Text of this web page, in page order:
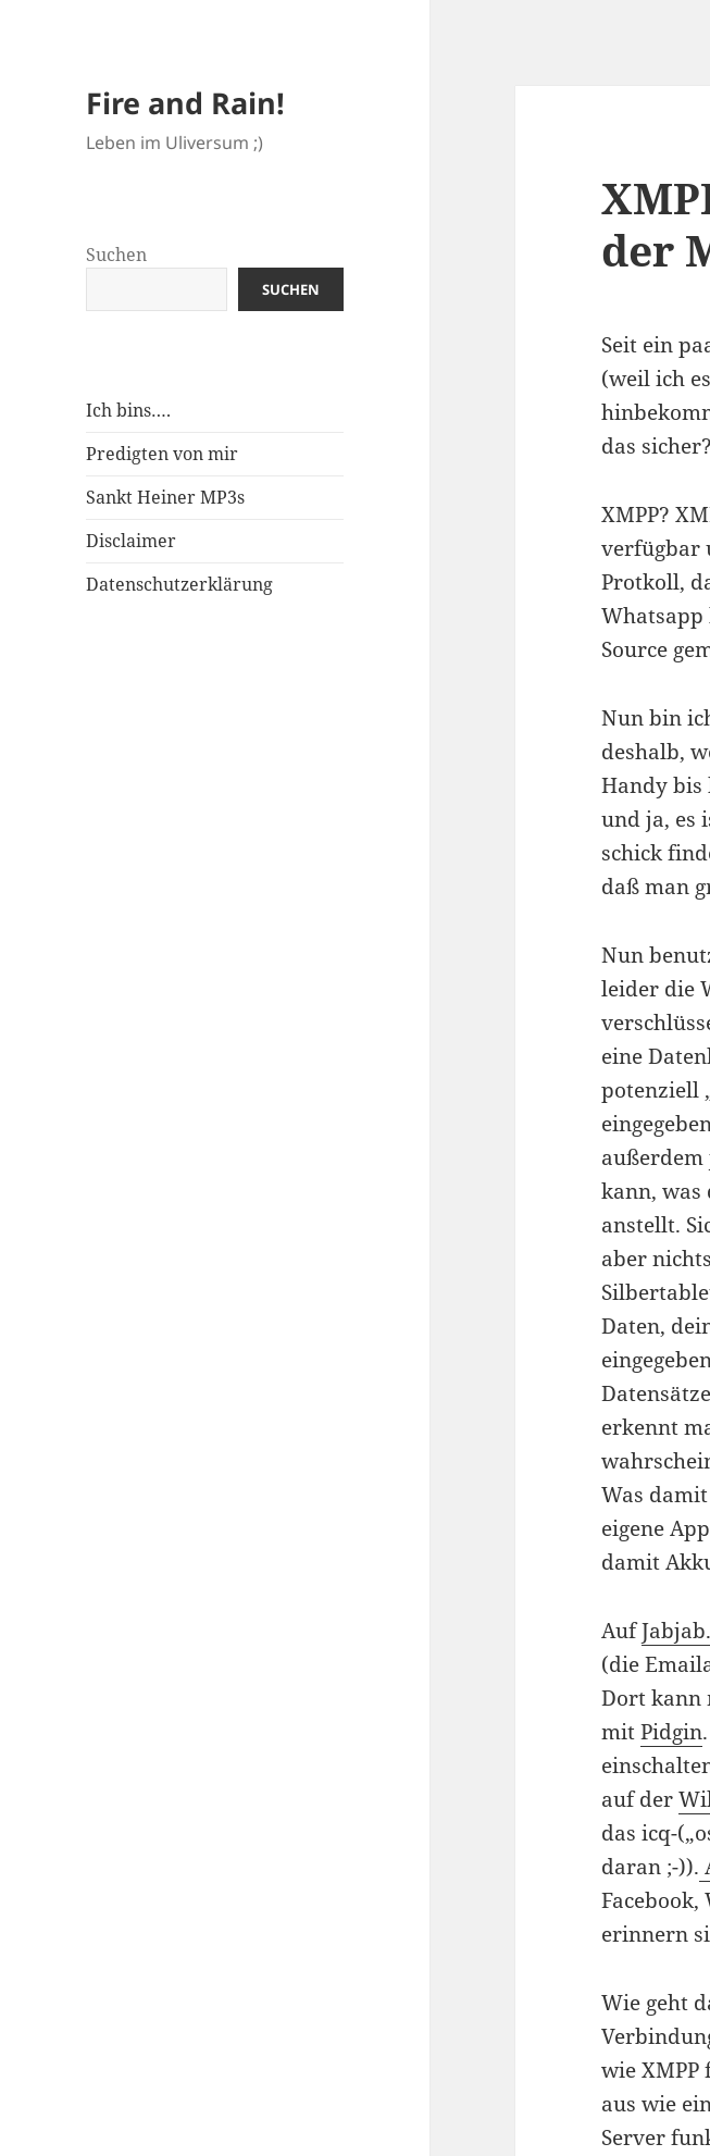
Fire and Rain!
Leben im Uliversum ;)
Suchen
SUCHEN
Ich bins….
Predigten von mir
Sankt Heiner MP3s
Disclaimer
Datenschutzerklärung
der
Seit ein
(weil ich
das sicher?
XMPP?
verfügbar
Protkoll,
Whatsapp
Source
Nun bin
deshalb,
Handy bis
und ja, es
schick
daß man
Nun
leider die
eine
potenziell
außerdem
kann, was
anstellt.
aber
Daten,
erkennt
Was
eigene
damit
Auf
(die
Dort kann
mitPidgin
auf der
das icq-
daran ;-)).
Facebook,
erinnern
Wie geht
wie
aus wie
Server